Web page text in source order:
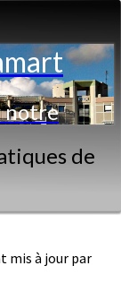
notre
de
mis à jour par